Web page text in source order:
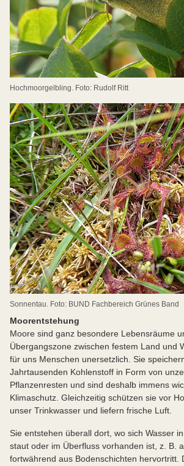
Hochmoorgelbling. Foto: Rudolf Ritt
Sonnentau. Foto: BUND Fachbereich Grünes Band
Moorentstehung
Moore sind ganz besondere Lebensräume
Übergangszone zwischen festem Land und
für uns Menschen unersetzlich. Sie
Jahrtausenden Kohlenstoff in Form von
Pflanzenresten und sind deshalb immens
Klimaschutz. Gleichzeitig schützen sie vor
unser Trinkwasser und liefern frische Luft.
Sie entstehen überall dort, wo sich Wasser
staut oder im Überfluss vorhanden ist, z. B.
fortwährend aus Bodenschichten hervortritt.